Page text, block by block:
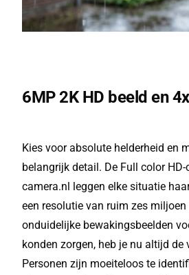
6MP 2K HD beeld en
Kies voor absolute helderheid en
belangrijk detail. De Full color HD-
camera.nl leggen elke situatie
een resolutie van ruim zes
onduidelijke bewakingsbeelden
konden zorgen, heb je nu altijd de
Personen zijn moeiteloos te